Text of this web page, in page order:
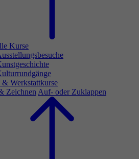
Kurse
Werkstattkurse
Zeichnen Auf- oder Zuklappen